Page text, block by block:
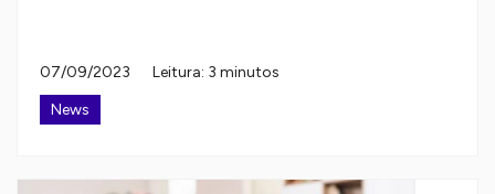
07/09/2023
Leitura: 3 minutos
News